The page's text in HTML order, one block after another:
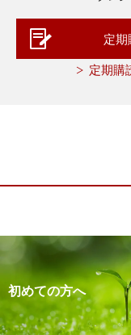
定
定期購
初めての方へ